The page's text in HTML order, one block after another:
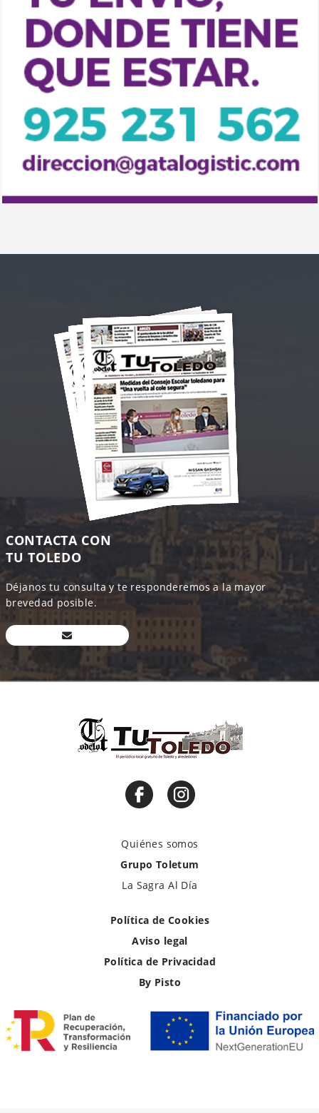
CONTACTA CON
TU TOLEDO
Déjanos tu consulta y te responderemos a la mayor
brevedad posible.
Quiénes somos
Grupo Toletum
La Sagra Al Día
Política de Cookies
Aviso legal
Política de Privacidad
By Pisto